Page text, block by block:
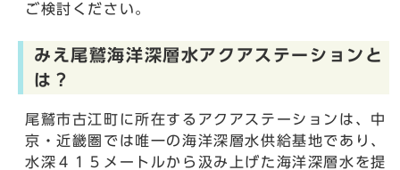
ご検討ください。
みえ尾鷲海洋深層水アクアステーションと
は？
尾鷲市古江町に所在するアクアステーションは、中
京・近畿圏では唯一の海洋深層水供給基地であり、
水深４１５メートルから汲み上げた海洋深層水を提